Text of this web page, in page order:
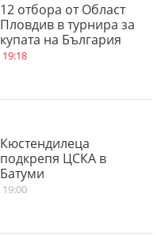
12 отбора от Област
Пловдив в турнира за
купата на България
19:18
Кюстендилеца
подкрепя ЦСКА в
Батуми
19:00